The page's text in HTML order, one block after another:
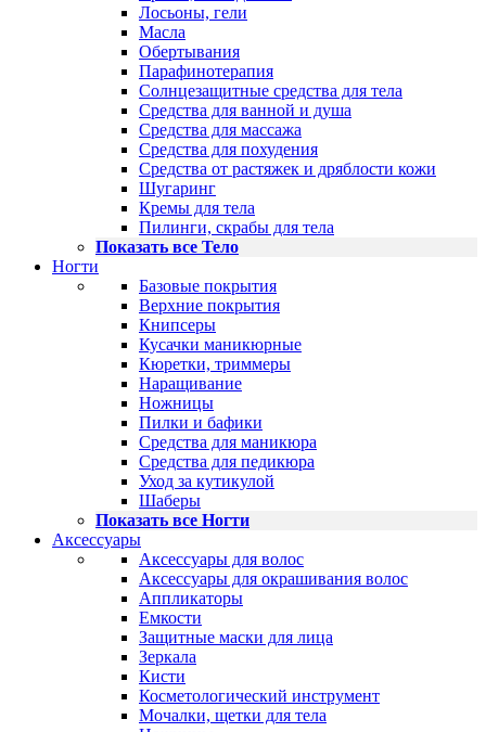
Лосьоны, гели
Масла
Обертывания
Парафинотерапия
Солнцезащитные средства для тела
Средства для ванной и душа
Средства для массажа
Средства для похудения
Средства от растяжек и дряблости кожи
Шугаринг
Кремы для тела
Пилинги, скрабы для тела
Показать все Тело
Ногти
Базовые покрытия
Верхние покрытия
Книпсеры
Кусачки маникюрные
Кюретки, триммеры
Наращивание
Ножницы
Пилки и бафики
Средства для маникюра
Средства для педикюра
Уход за кутикулой
Шаберы
Показать все Ногти
Аксессуары
Аксессуары для волос
Аксессуары для окрашивания волос
Аппликаторы
Емкости
Защитные маски для лица
Зеркала
Кисти
Косметологический инструмент
Мочалки, щетки для тела